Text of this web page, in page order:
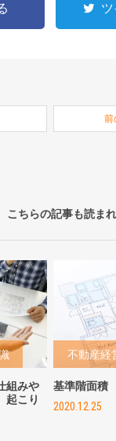
前
こちらの記事も読ま
組みや
起こり
不動産経
基準階面積
2020.12.25